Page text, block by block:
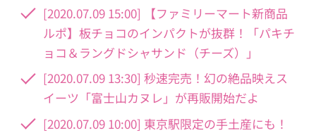
[2020.07.09 15:00] 【ファミリーマート新商品
ルポ】板チョコのインパクトが抜群！「パキチ
ョコ＆ラングドシャサンド（チーズ）」
[2020.07.09 13:30] 秒速完売！幻の絶品映えス
イーツ「富士山カヌレ」が再販開始だよ
[2020.07.09 10:00] 東京駅限定の手土産にも！